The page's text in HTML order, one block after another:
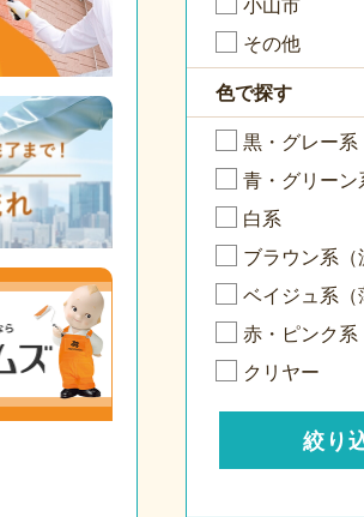
小山市
その他
色で探す
黒・グレー系
青・グリーン
白系
ブラウン系（
ベイジュ系（
赤・ピンク系
クリヤー
絞り